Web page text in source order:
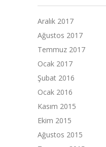
Aralık 2017
Ağustos 2017
Temmuz 2017
Ocak 2017
Şubat 2016
Ocak 2016
Kasım 2015
Ekim 2015
Ağustos 2015